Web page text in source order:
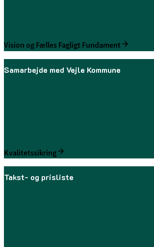
Vision og Fælles Fagligt Fundament
Samarbejde med Vejle Kommune
Kvalitetssikring
Takst- og prisliste